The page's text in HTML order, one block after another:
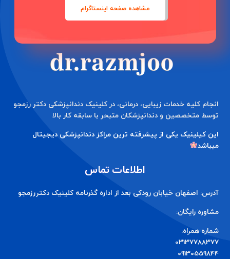
دندانپزشکان متبحر با سابقه کار بالا
مشاهده صفحه اینستاگرام
انجام کلیه خدمات زیبایی، درمانی، در کلینیک دندانپزشکی دکتر رزمجو
توسط متخصصین و دندانپزشکان متبحر با سابقه کار بالا
این کیلینیک یکی از پیشرفته ترین مراکز دندانپزشکی دیجیتال
آدرس: اصفهان خیابان رودکی بعد از اداره گذرنامه کلینیک دکتررزمجو